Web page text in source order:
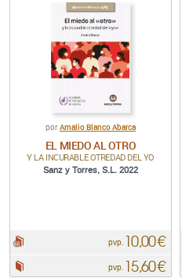
por Amalio Blanco Abarca
EL MIEDO AL OTRO
Y LA INCURABLE OTREDAD DEL YO
Sanz y Torres, S.L. 2022
pvp. 10,00 €
pvp. 15,60 €